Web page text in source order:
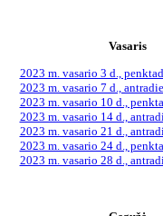
Vasaris
2023 m. vasario 3 d.,
2023 m. vasario 7 d.,
2023 m. vasario 10 d.,
2023 m. vasario 14 d.,
2023 m. vasario 21 d.,
2023 m. vasario 24 d.,
2023 m. vasario 28 d.,